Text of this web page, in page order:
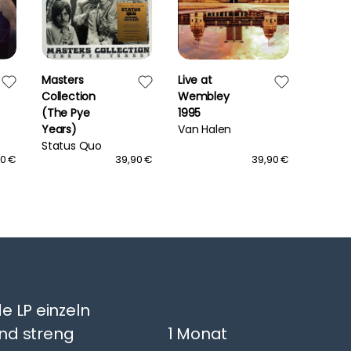
€
Masters
Collection
(The Pye
Years)
Status Quo
39,90 €
Live at
Wembley
1995
Van Halen
39,90 €
LP einzeln
streng
1 Monat